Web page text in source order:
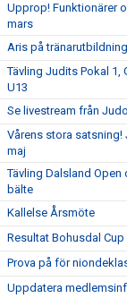
Upprop! Funktionärer
mars
Aris på
Tävling Judits Pokal 1,
U13
Se livestream från
Vårens stora
maj
Tävling Dalsland Open
bälte
Kallelse Årsmöte
Resultat Bohusdal Cup
Prova på för
Uppdatera